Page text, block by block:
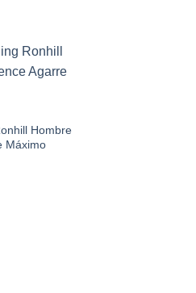
Hombre
Máximo